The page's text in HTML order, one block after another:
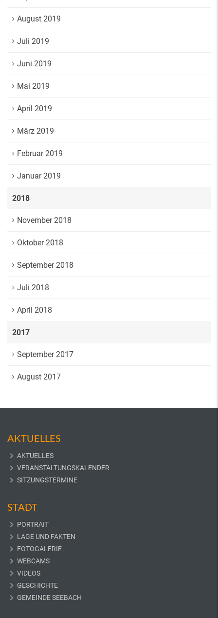
August 2019
Juli 2019
Juni 2019
Mai 2019
April 2019
März 2019
Februar 2019
Januar 2019
2018
November 2018
Oktober 2018
September 2018
Juli 2018
April 2018
2017
September 2017
August 2017
AKTUELLES
AKTUELLES
VERANSTALTUNGSKALENDER
SITZUNGSTERMINE
STADT
PORTRAIT
LAGE UND FAKTEN
FOTOGALERIE
WEBCAMS
VIDEOS
GESCHICHTE
GEMEINDE SEEBACH